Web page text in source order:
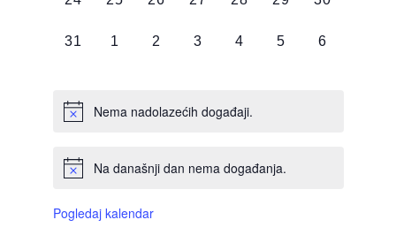
0
31
0
1
0
2
0
3
0
4
0
5
0
6
Nema nadolazećih događaji.
Na današnji dan nema događanja.
Pogledaj kalendar